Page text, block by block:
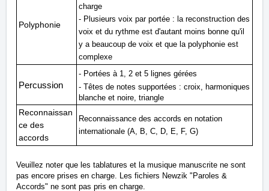
Polyphonie
charge
- Plusieurs voix par portée : la reconstruction des
voix et du rythme est d'autant moins bonne qu'il
y a beaucoup de voix et que la polyphonie est
complexe
Percussion
- Portées à 1, 2 et 5 lignes gérées
- Têtes de notes supportées : croix, harmoniques
blanche et noire, triangle
Reconnaissan
ce des
accords
Reconnaissance des accords en notation
internationale (A, B, C, D, E, F, G)
Veuillez noter que les tablatures et la musique manuscrite ne sont
pas encore prises en charge. Les fichiers Newzik "Paroles &
Accords" ne sont pas pris en charge.